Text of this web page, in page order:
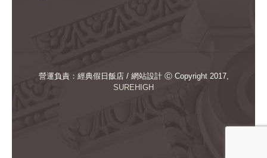
營運負責：經典假日飯店 / 網站設計 Ⓒ Copyright 2017,
SUREHIGH